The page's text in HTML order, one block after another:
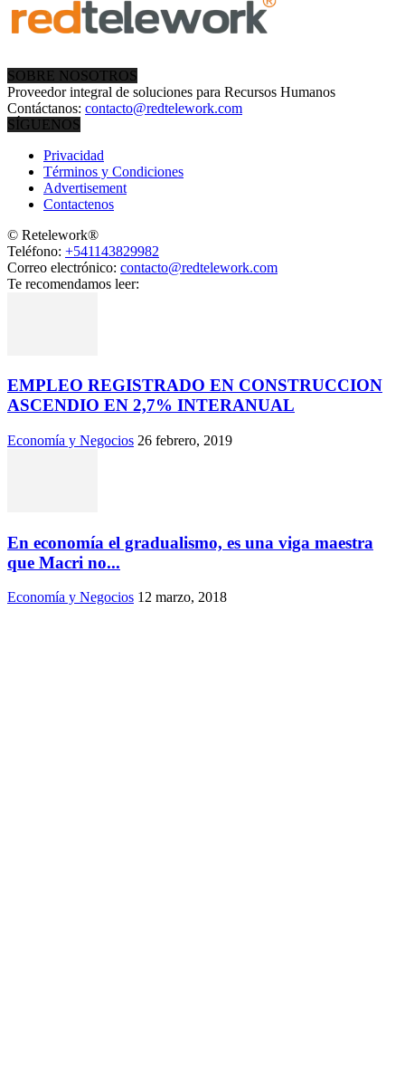
SOBRE NOSOTROS
Proveedor integral de soluciones para Recursos Humanos
Contáctanos: contacto@redtelework.com
SÍGUENOS
Privacidad
Términos y Condiciones
Advertisement
Contactenos
© Retelework®
Teléfono: +541143829982
Correo electrónico: contacto@redtelework.com
Te recomendamos leer:
EMPLEO REGISTRADO EN CONSTRUCCION
ASCENDIO EN 2,7% INTERANUAL
Economía y Negocios 26 febrero, 2019
En economía el gradualismo, es una viga maestra
que Macri no...
Economía y Negocios 12 marzo, 2018